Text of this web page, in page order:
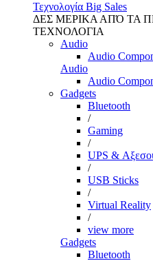
Τεχνολογία Big Sales
ΔΕΣ ΜΕΡΙΚΑ ΑΠΌ ΤΑ
ΤΕΧΝΟΛΟΓΙΑ
Audio
Audio
Audio
Audio
Gadgets
Bluetooth
/
Gaming
/
UPS &
/
USB Sticks
/
Virtual Reality
/
view more
Gadgets
Bluetooth